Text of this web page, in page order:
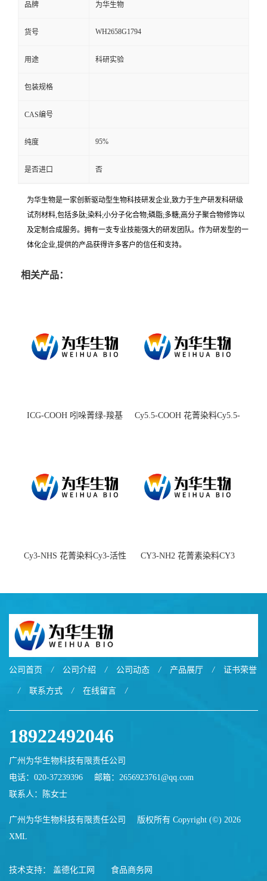
品牌 为华生物
货号 WH2658G1794
用途 科研实验
包装规格
CAS编号
纯度 95%
是否进口 否
为华生物是一家创新驱动型生物科技研发企业,致力于生产研发科研级
试剂材料,包括多肽;染料;小分子化合物;磷脂;多糖;高分子聚合物修饰以
及定制合成服务。拥有一支专业技能强大的研发团队。作为研发型的一
体化企业,提供的产品获得许多客户的信任和支持。
相关产品：
ICG-COOH 吲哚菁绿-羧基
Cy5.5-COOH 花菁染料Cy5.5-
Cy3-NHS 花菁染料Cy3-活性
CY3-NH2 花菁素染料CY3
公司首页 / 公司介绍 / 公司动态 / 产品展厅 / 证书荣誉
/ 联系方式 / 在线留言 /
18922492046
广州为华生物科技有限责任公司
电话：020-37239396
邮箱： 2656923761@qq.com
联系人：陈女士
广州为华生物科技有限责任公司
版权所有 Copyright (©) 2026
XML
技术支持： 盖德化工网 食品商务网